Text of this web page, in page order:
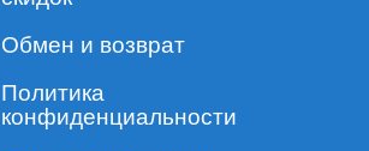
Обмен и возврат
Политика
конфиденциальности